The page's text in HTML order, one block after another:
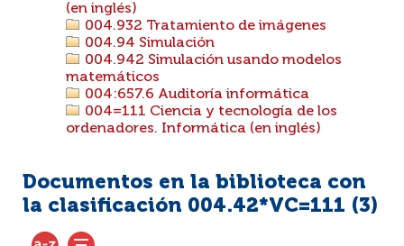
(en inglés)
004.932 Tratamiento de imágenes
004.94 Simulación
004.942 Simulación usando modelos
matemáticos
004:657.6 Auditoría informática
004=111 Ciencia y tecnología de los
ordenadores. Informática (en inglés)
Documentos en la biblioteca con
la clasificación 004.42*VC=111 (3)